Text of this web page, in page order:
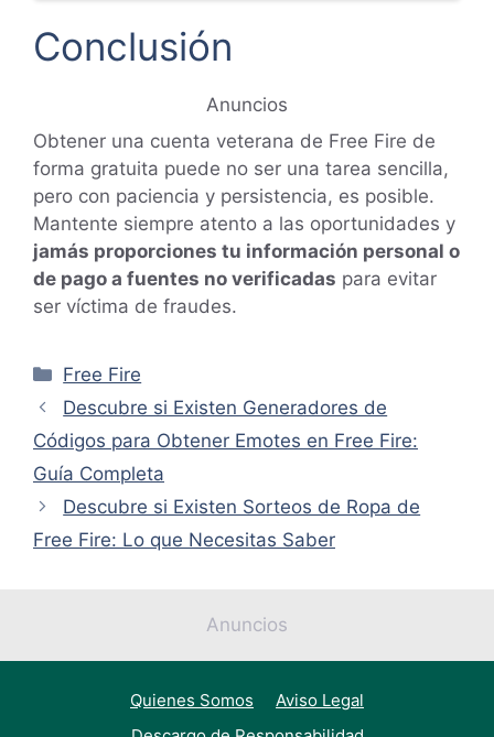
Conclusión
Anuncios
Obtener una cuenta veterana de Free Fire de
forma gratuita puede no ser una tarea sencilla,
pero con paciencia y persistencia, es posible.
Mantente siempre atento a las oportunidades y
jamás proporciones tu información personal o
de pago a fuentes no verificadas para evitar
ser víctima de fraudes.
Categorías
Free Fire
Descubre si Existen Generadores de
Códigos para Obtener Emotes en Free Fire:
Guía Completa
Descubre si Existen Sorteos de Ropa de
Free Fire: Lo que Necesitas Saber
Anuncios
Quienes Somos
Aviso Legal